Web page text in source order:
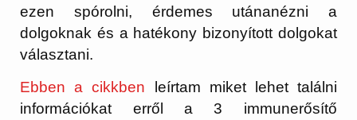
ezen spórolni, érdemes utánanézni a
dolgoknak és a hatékony bizonyított dolgokat
választani.
Ebben a cikkben leírtam miket lehet találni
információkat erről a 3 immunerősítő